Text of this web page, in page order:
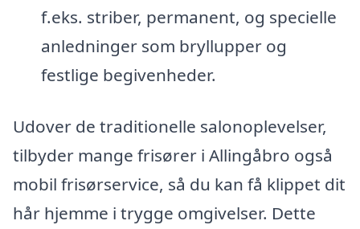
f.eks. striber, permanent, og specielle
anledninger som bryllupper og
festlige begivenheder.
Udover de traditionelle salonoplevelser,
tilbyder mange frisører i Allingåbro også
mobil frisørservice, så du kan få klippet dit
hår hjemme i trygge omgivelser. Dette